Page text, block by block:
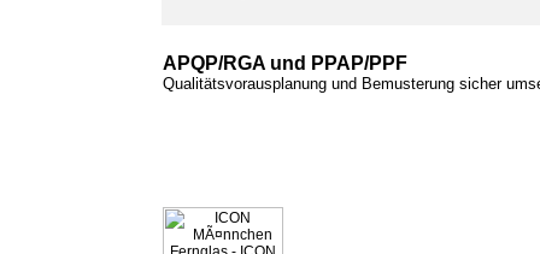
APQP/RGA und PPAP/PPF
Qualitätsvorausplanung und Bemusterung sicher